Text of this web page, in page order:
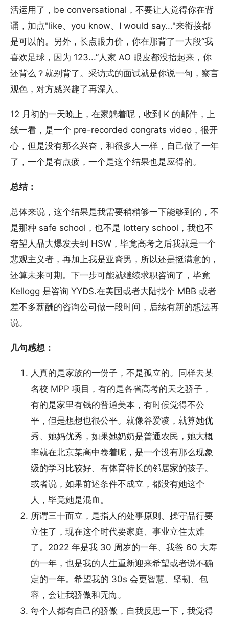
活运用了，be conversational，不要让人觉得你在背
诵，加点"like、you know、I would say..."来衔接都
是可以的。另外，长点眼力价，你在那背了一大段“我
喜欢足球，因为 123...”人家 AO 眼皮都没抬起来，你
还背么？就别背了。采访式的面试就是你说一句，察言
观色，对方感兴趣了再深入。
12 月初的一天晚上，在家躺着呢，收到 K 的邮件，上
线一看，是一个 pre-recorded congrats video，很开
心，但是没有那么兴奋，和很多人一样，自己做了一年
了，一个是有点疲，一个是这个结果也是应得的。
总结：
总体来说，这个结果是我需要稍稍够一下能够到的，不
是那种 safe school，也不是 lottery school，我也不
奢望人品大爆发去到 HSW，毕竟高考之后我就是一个
悲观主义者，再加上我是亚裔男，所以还是挺满意的，
还算未来可期。下一步可能就继续求职咨询了，毕竟
Kellogg 是咨询 YYDS.在美国或者大陆找个 MBB 或者
差不多薪酬的咨询公司做一段时间，后续有新的想法再
说。
几句感想：
人真的是家族的一份子，不是孤立的。同样去某
名校 MPP 项目，有的是各省高考的天之骄子，
有的是家里有钱的普通美本，有时候觉得不公
平，但是想想也很公平。就像谷爱凌，就算她优
秀、她妈优秀，如果她奶奶是普通农民，她大概
率就在北京某高中卷着呢，是一个没有那么现象
级的学习比较好、有体育特长的邻居家的孩子。
或者说，如果前述条件不成立，都没有她这个
人，毕竟她是混血。
所谓三十而立，是指人的处事原则、操守品行要
立住了，现在这个时代要家庭、事业立住太难
了。2022 年是我 30 周岁的一年、我爸 60 大寿
的一年，也是我的人生重新迎来希望或者说不确
定的一年。希望我的 30s 会更智慧、坚韧、包
容，会让我骄傲和无悔。
每个人都有自己的骄傲，自我反思一下，我觉得